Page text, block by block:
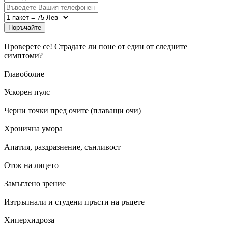
Поръчайте
Проверете се! Страдате ли поне от един от следните
симптоми?
Главоболие
Ускорен пулс
Черни точки пред очите (плаващи очи)
Хронична умора
Апатия, раздразнение, сънливост
Оток на лицето
Замъглено зрение
Изтръпнали и студени пръсти на ръцете
Хиперхидроза